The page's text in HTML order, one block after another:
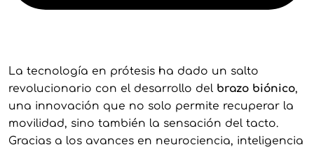
La tecnología en prótesis ha dado un salto
revolucionario con el desarrollo del brazo biónico,
una innovación que no solo permite recuperar la
movilidad, sino también la sensación del tacto.
Gracias a los avances en neurociencia, inteligencia